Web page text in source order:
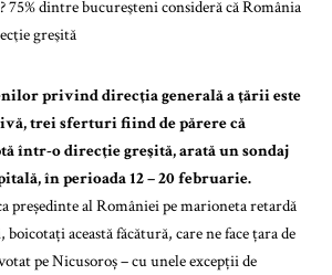
privind direcţia generală a ţării este
trei sferturi fiind de părere că
într-o direcţie greşită, arată un sondaj
în perioada 12 – 20 februarie.
președinte al României pe marioneta retardă
această făcătură, care ne face țara de
pe Nicusoroș – cu unele excepții de